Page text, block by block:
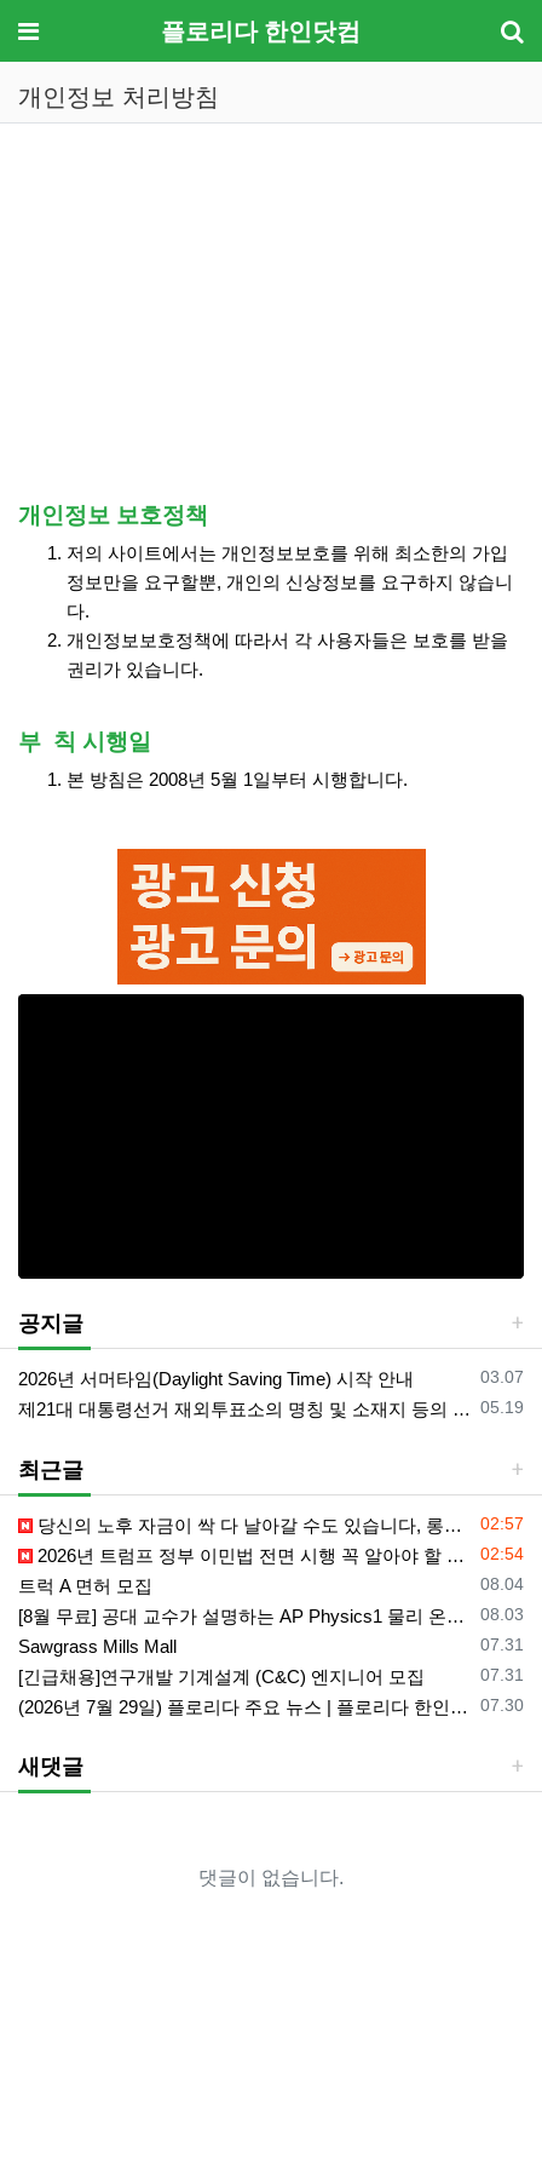
메뉴 플로리다 한인닷컴
개인정보 처리방침
개인정보 처리방침
개인정보 보호정책
저의 사이트에서는 개인정보보호를 위해 최소한의 가입
정보만을 요구할뿐, 개인의 신상정보를 요구하지 않습니
다.
개인정보보호정책에 따라서 각 사용자들은 보호를 받을
권리가 있습니다.
부 칙 시행일
본 방침은 2008년 5월 1일부터 시행합니다.
공지글
등록일
03.07
2026년 서머타임(Daylight Saving Time) 시작 안내
등록일
05.19
제21대 대통령선거 재외투표소의 명칭 및 소재지 등의 공고/올랜도 제외 투표소
최근글
등록일
02:57
당신의 노후 자금이 싹 다 날아갈 수도 있습니다, 롱텀케어 준비 하기
등록일
02:54
2026년 트럼프 정부 이민법 전면 시행 꼭 알아야 할 4가지!!
등록일
08.04
트럭 A 면허 모집
등록일
08.03
[8월 무료] 공대 교수가 설명하는 AP Physics1 물리 온라인 강의
등록일
07.31
Sawgrass Mills Mall
등록일
07.31
[긴급채용]연구개발 기계설계 (C&C) 엔지니어 모집
등록일
07.30
(2026년 7월 29일) 플로리다 주요 뉴스 | 플로리다 한인 닷컴
새댓글
댓글이 없습니다.